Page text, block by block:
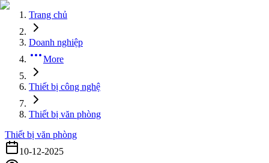
Trang chủ
Doanh nghiệp
More
Thiết bị công nghệ
Thiết bị văn phòng
Thiết bị văn phòng
10-12-2025